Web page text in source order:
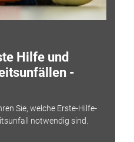
Hilfe und
-
Sie, welche Erste-Hilfe-
notwendig sind.